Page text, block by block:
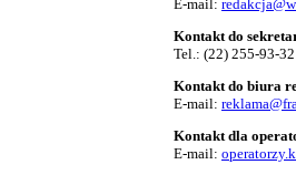
E-mail:
Kontakt do
Tel.: (22) 255-93-32
Kontakt do biura
E-mail:
Kontakt dla
E-mail: